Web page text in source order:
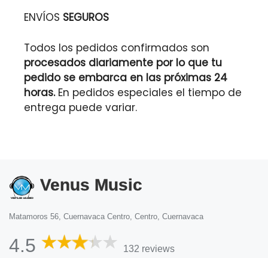
ENVÍOS SEGUROS
Todos los pedidos confirmados son
procesados diariamente por lo que tu
pedido se embarca en las próximas 24
horas.En pedidos especiales el tiempo de
entrega puede variar.
Venus Music
Matamoros 56, Cuernavaca Centro, Centro, Cuernavaca
4.5 132 reviews